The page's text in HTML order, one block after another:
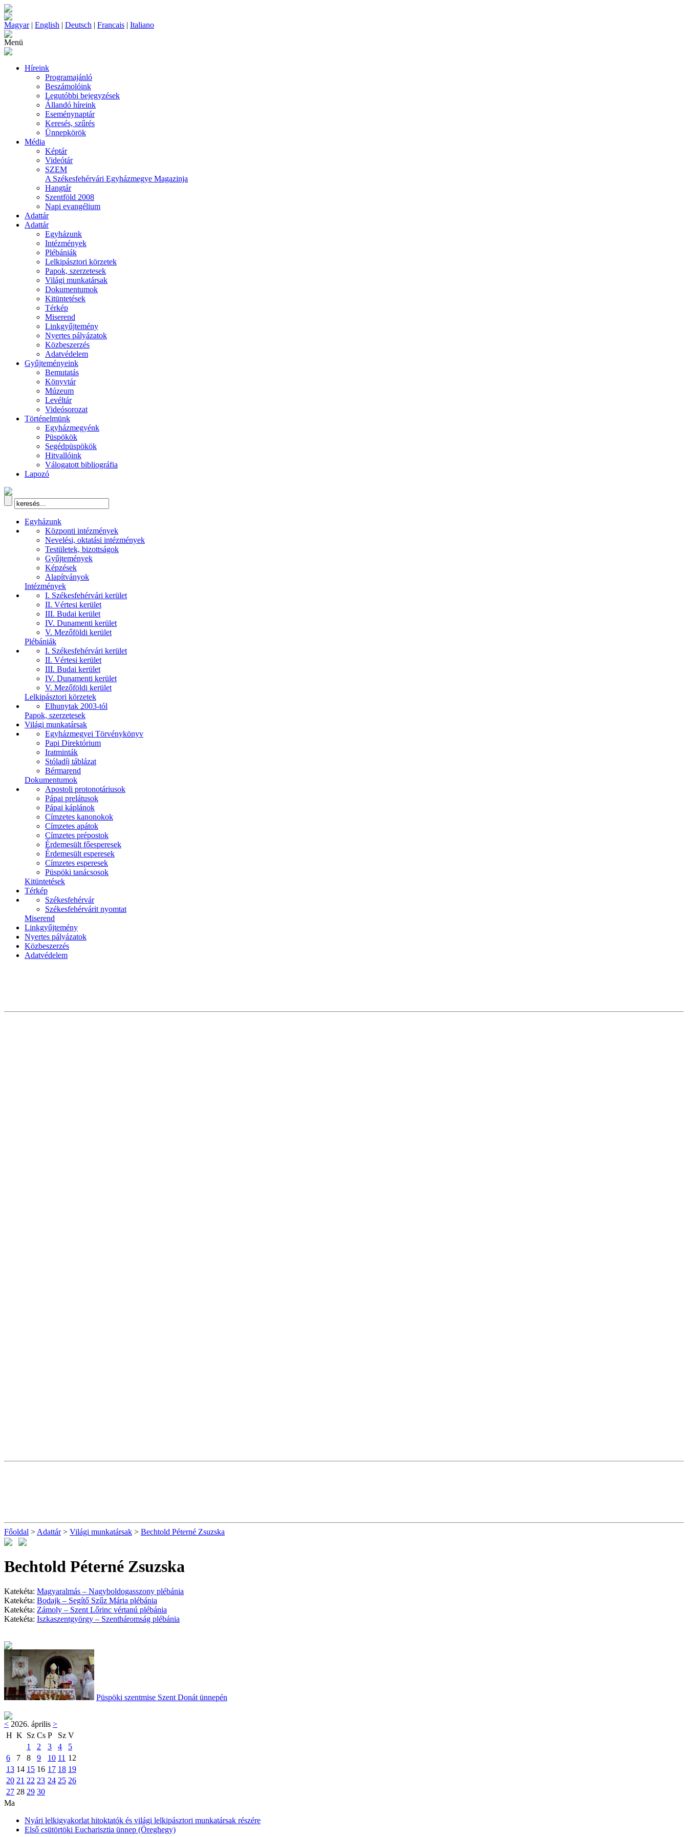
Magyar| English | Deutsch | Francais | Italiano
Menü
Híreink
Programajánló
Beszámolóink
Legutóbbi bejegyzések
Állandó híreink
Eseménynaptár
Keresés, szűrés
Ünnepkörök
Média
Képtár
Videótár
SZEM
A Székesfehérvári Egyházmegye Magazinja
Hangtár
Szentföld 2008
Napi evangélium
Adattár
Adattár
Egyházunk
Intézmények
Plébániák
Lelkipásztori körzetek
Papok, szerzetesek
Világi munkatársak
Dokumentumok
Kitüntetések
Térkép
Miserend
Linkgyűjtemény
Nyertes pályázatok
Közbeszerzés
Adatvédelem
Gyűjteményeink
Bemutatás
Könyvtár
Múzeum
Levéltár
Videósorozat
Történelmünk
Egyházmegyénk
Püspökök
Segédpüspökök
Hitvallóink
Válogatott bibliográfia
Lapozó
Egyházunk
Központi intézmények
Nevelési, oktatási intézmények
Testületek, bizottságok
Gyűjtemények
Képzések
Alapítványok
Intézmények
I. Székesfehérvári kerület
II. Vértesi kerület
III. Budai kerület
IV. Dunamenti kerület
V. Mezőföldi kerület
Plébániák
I. Székesfehérvári kerület
II. Vértesi kerület
III. Budai kerület
IV. Dunamenti kerület
V. Mezőföldi kerület
Lelkipásztori körzetek
Elhunytak 2003-tól
Papok, szerzetesek
Világi munkatársak
Egyházmegyei Törvénykönyv
Papi Direktórium
Iratminták
Stóladíj táblázat
Bérmarend
Dokumentumok
Apostoli protonotáriusok
Pápai prelátusok
Pápai káplánok
Címzetes kanonokok
Címzetes apátok
Címzetes prépostok
Érdemesült főesperesek
Érdemesült esperesek
Címzetes esperesek
Püspöki tanácsosok
Kitüntetések
Térkép
Székesfehérvár
Székesfehérvárit nyomtat
Miserend
Linkgyűjtemény
Nyertes pályázatok
Közbeszerzés
Adatvédelem
Főoldal > Adattár> Világi munkatársak > Bechtold Péterné Zsuzska
Bechtold Péterné Zsuzska
Katekéta: Magyaralmás – Nagyboldogasszony plébánia
Katekéta: Bodajk – Segítő Szűz Mária plébánia
Katekéta: Zámoly – Szent Lőrinc vértanú plébánia
Katekéta: Iszkaszentgyörgy – Szentháromság plébánia
Püspöki szentmise Szent Donát ünnepén
< 2026. április >
H K Sz Cs P Sz V
1
2 3 4
5
6
7 8 9 10 11 12
13 14 15 16 17 18 19
20 21 22 23 24 25 26
27 28 29 30
Ma
Nyári lelkigyakorlat hitoktatók és világi lelkipásztori munkatársak részére
Első csütörtöki Eucharisztia ünnep (Öreghegy)